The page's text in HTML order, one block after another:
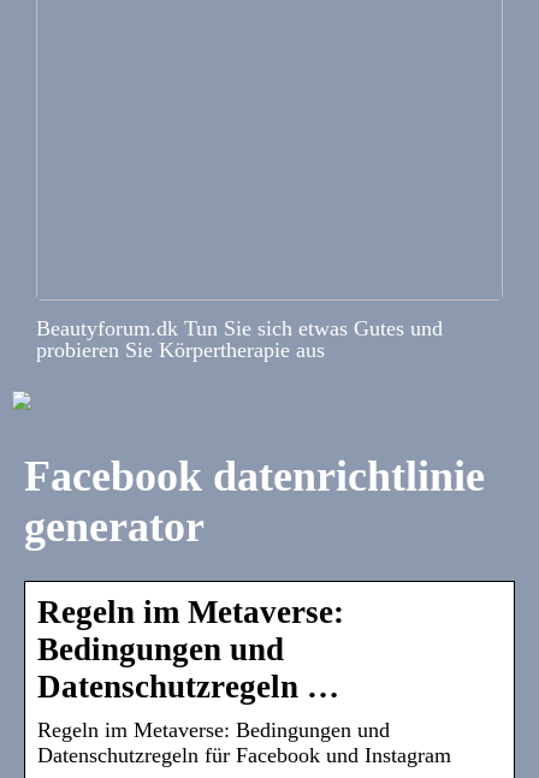
Beautyforum.dk Tun Sie sich etwas Gutes und
probieren Sie Körpertherapie aus
Facebook datenrichtlinie
generator
Regeln im Metaverse:
Bedingungen und
Datenschutzregeln …
Regeln im Metaverse: Bedingungen und
Datenschutzregeln für Facebook und Instagram